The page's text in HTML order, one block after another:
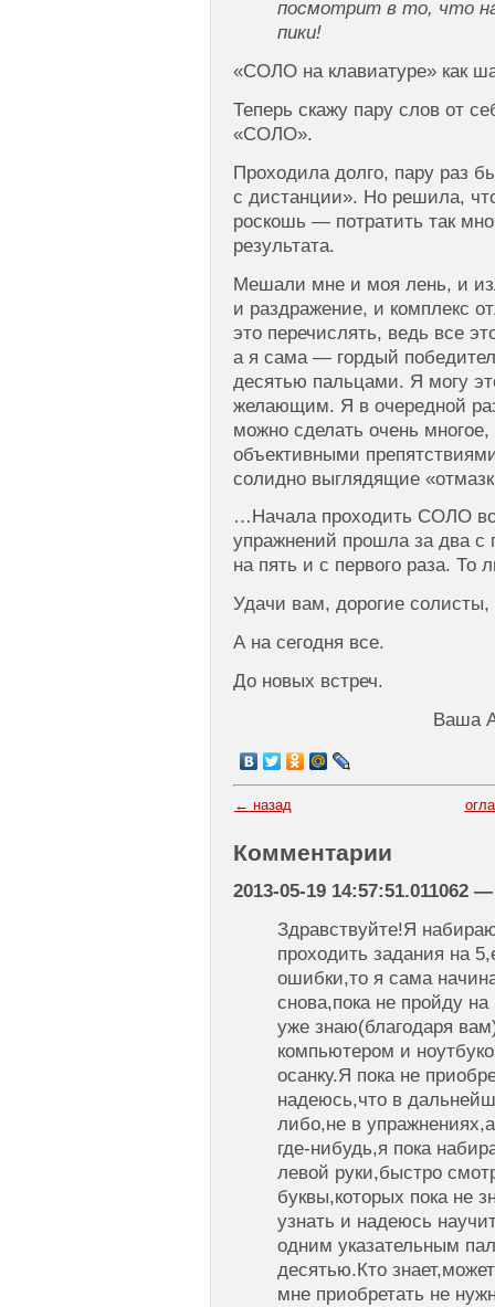
посмотрит в то, что
пики!
«СОЛО на клавиатуре» как
Теперь скажу пару слов от
«СОЛО».
Проходила долго, пару раз
с дистанции». Но решила,
роскошь — потратить так
результата.
Мешали мне и моя лень, и
и раздражение, и комплекс
это перечислять, ведь все
а я сама — гордый
десятью пальцами. Я могу
желающим. Я в очередной
можно сделать очень
объективными
солидно выглядящие
…Начала проходить СОЛО
упражнений прошла за два
на пять и с первого раза. То
Удачи вам, дорогие
А на сегодня все.
До новых встреч.
Ваша
← назад
Комментарии
2013-05-19 14:57:51.011062
Здравствуйте!Я
проходить задания на
ошибки,то я сама
снова,пока не пройду
уже знаю(благодаря
компьютером и
осанку.Я пока не
надеюсь,что в
либо,не в
где-нибудь,я пока
левой руки,быстро
буквы,которых пока не
узнать и надеюсь
одним указательным
десятью.Кто
мне приобретать не